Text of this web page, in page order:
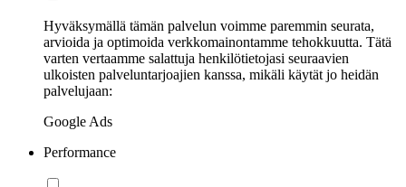
Hyväksymällä tämän palvelun voimme paremmin seurata,
arvioida ja optimoida verkkomainontamme tehokkuutta. Tätä
varten vertaamme salattuja henkilötietojasi seuraavien
ulkoisten palveluntarjoajien kanssa, mikäli käytät jo heidän
palvelujaan:
Google Ads
Performance